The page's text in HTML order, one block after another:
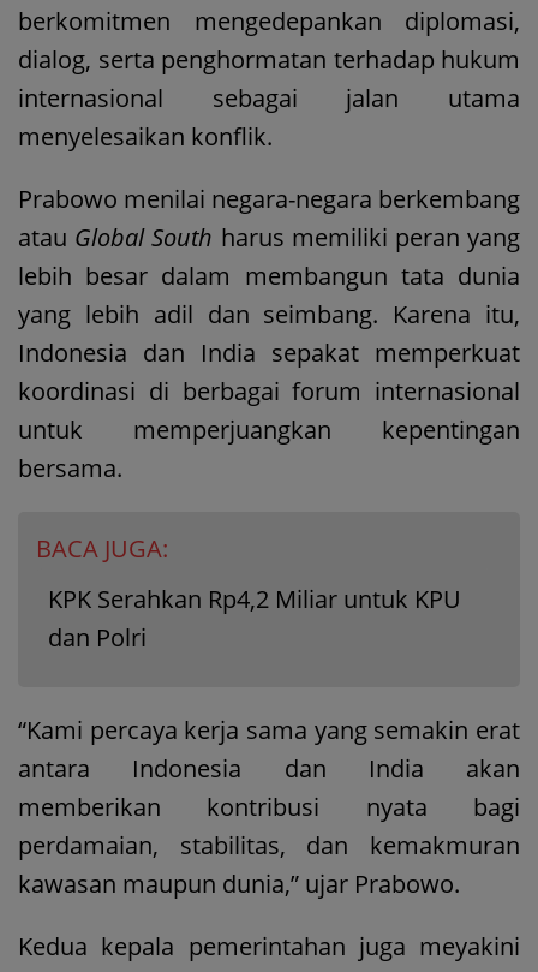
berkomitmen mengedepankan diplomasi,
dialog, serta penghormatan terhadap hukum
internasional sebagai jalan utama
menyelesaikan konflik.
Prabowo menilai negara-negara berkembang
atau Global South harus memiliki peran yang
lebih besar dalam membangun tata dunia
yang lebih adil dan seimbang. Karena itu,
Indonesia dan India sepakat memperkuat
koordinasi di berbagai forum internasional
untuk memperjuangkan kepentingan
bersama.
BACA JUGA:
KPK Serahkan Rp4,2 Miliar untuk KPU
dan Polri
“Kami percaya kerja sama yang semakin erat
antara Indonesia dan India akan
memberikan kontribusi nyata bagi
perdamaian, stabilitas, dan kemakmuran
kawasan maupun dunia,” ujar Prabowo.
Kedua kepala pemerintahan juga meyakini